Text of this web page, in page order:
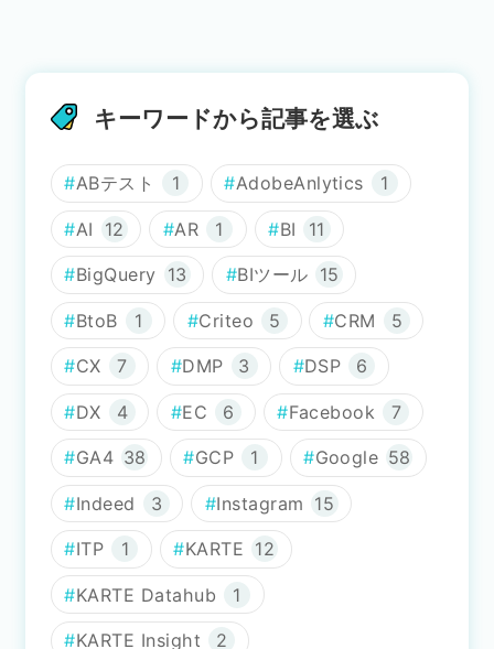
キーワードから記事を選ぶ
ABテスト 1 AdobeAnlytics 1
AI 12 AR 1 BI 11
BigQuery 13 BIツール 15
BtoB 1 Criteo 5 CRM 5
CX 7 DMP 3 DSP 6
DX 4 EC 6 Facebook 7
GA4 38 GCP 1 Google 58
Indeed 3 Instagram 15
ITP 1 KARTE 12
KARTE Datahub 1
KARTE Insight 2